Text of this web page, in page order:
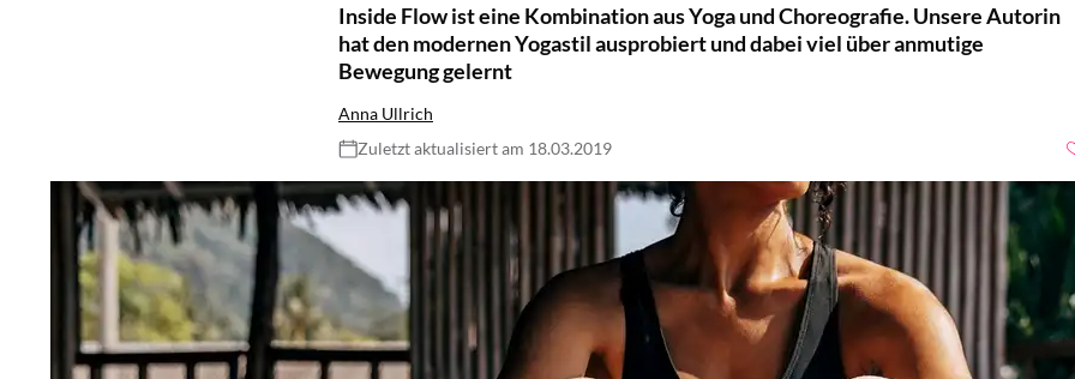
Inside Flow ist eine Kombination aus Yoga und Choreografie. Unsere Autorin
hat den modernen Yogastil ausprobiert und dabei viel über anmutige
Bewegung gelernt
Anna Ullrich
Zuletzt aktualisiert am 18.03.2019